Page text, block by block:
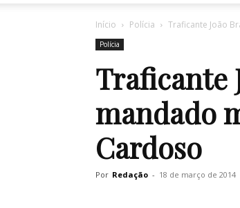
Início Polícia Traficante João
Polícia
Traficante
mandado
Cardoso
Por Redação - 18 de março de 2014